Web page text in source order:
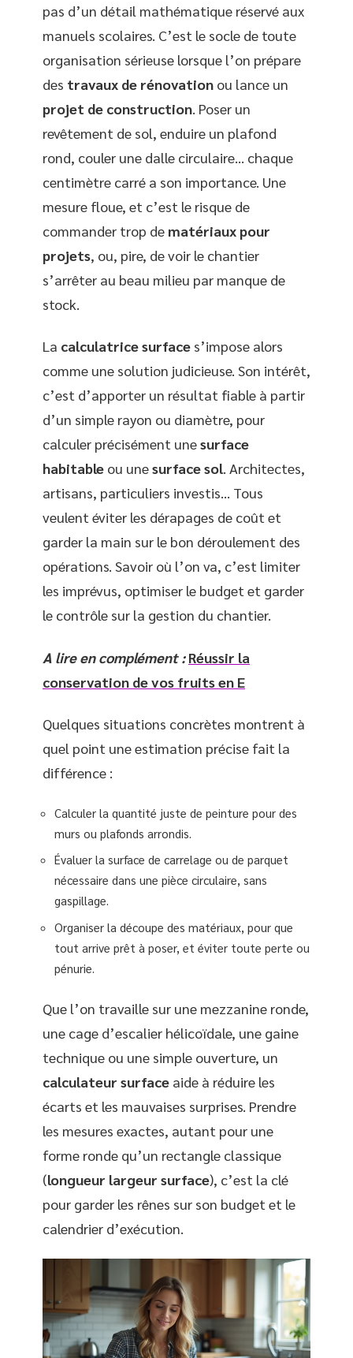
pas d’un détail mathématique réservé aux
manuels scolaires. C’est le socle de toute
organisation sérieuse lorsque l’on prépare
des travaux de rénovation ou lance un
projet de construction . Poser un
revêtement de sol, enduire un plafond
rond, couler une dalle circulaire… chaque
centimètre carré a son importance. Une
mesure floue, et c’est le risque de
commander trop de matériaux pour
projets, ou, pire, de voir le chantier
s’arrêter au beau milieu par manque de
stock.
La calculatrice surface s’impose alors
comme une solution judicieuse. Son intérêt,
c’est d’apporter un résultat fiable à partir
d’un simple rayon ou diamètre, pour
calculer précisément unesurface
habitable ou unesurface sol. Architectes,
artisans, particuliers investis… Tous
veulent éviter les dérapages de coût et
garder la main sur le bon déroulement des
opérations. Savoir où l’on va, c’est limiter
les imprévus, optimiser le budget et garder
le contrôle sur la gestion du chantier.
A lire en complément : Réussir la
conservation de vos fruits en E
Quelques situations concrètes montrent à
quel point une estimation précise fait la
différence :
Calculer la quantité juste de peinture pour des
murs ou plafonds arrondis.
Évaluer la surface de carrelage ou de parquet
nécessaire dans une pièce circulaire, sans
gaspillage.
Organiser la découpe des matériaux, pour que
tout arrive prêt à poser, et éviter toute perte ou
pénurie.
Que l’on travaille sur une mezzanine ronde,
une cage d’escalier hélicoïdale, une gaine
technique ou une simple ouverture, un
calculateur surface aide à réduire les
écarts et les mauvaises surprises. Prendre
les mesures exactes, autant pour une
forme ronde qu’un rectangle classique
(longueur largeur surface), c’est la clé
pour garder les rênes sur son budget et le
calendrier d’exécution.